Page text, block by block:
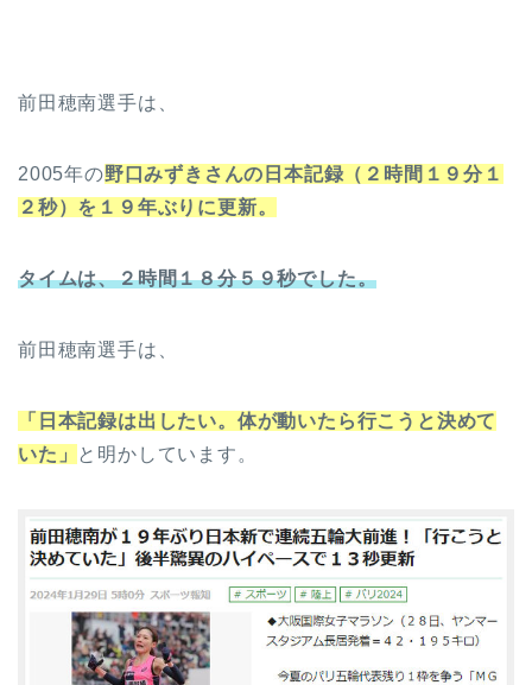
前田穂南選手は、
2005年の野口みずきさんの日本記録（２時間１９分１
２秒）を１９年ぶりに更新。
タイムは、２時間１８分５９秒でした。
前田穂南選手は、
「日本記録は出したい。体が動いたら行こうと決めて
いた」
と明かしています。